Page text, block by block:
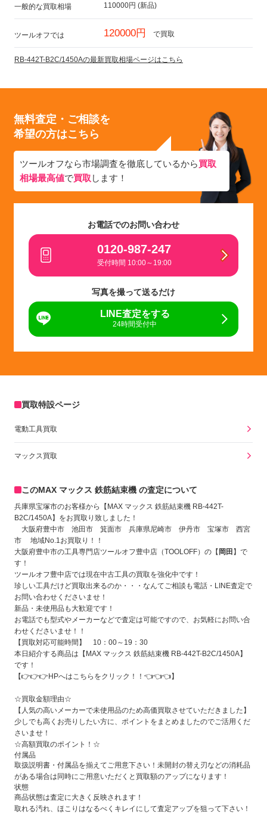
一般的な買取相場 110000円 (新品)
ツールオフでは 120000円 で買取
RB-442T-B2C/1450Aの最新買取相場ページはこちら
無料査定・ご相談を
希望の方はこちら
ツールオフなら市場調査を徹底しているから買取
相場最高値で買取 します！
お電話でのお問い合わせ
0120-987-247
受付時間 10:00～19:00
写真を撮って送るだけ
LINE査定をする
24時間受付中
買取特設ページ
電動工具買取
マックス買取
このMAX マックス 鉄筋結束機 の査定について
兵庫県宝塚市のお客様から【MAX マックス 鉄筋結束機 RB-442T-
B2C/1450A】をお買取り致しました！
大阪府豊中市 池田市 箕面市 兵庫県尼崎市 伊丹市 宝塚市 西宮
市 地域No.1お買取り！！
大阪府豊中市の工具専門店ツールオフ豊中店（TOOLOFF）の【岡田 】で
す！
ツールオフ豊中店では現在中古工具の買取を強化中です！
珍しい工具だけど買取出来るのか・・・なんてご相談も電話・LINE査定で
お問い合わせくださいませ！
新品・未使用品も大歓迎です！
お電話でも型式やメーカーなどで査定は可能ですので、お気軽にお問い合
わせくださいませ！！
【買取対応可能時間】 10：00～19：30
本日紹介する商品は【MAX マックス 鉄筋結束機 RB-442T-B2C/1450A】
です！
【👉👉👉HPへはこちらをクリック！！ 👈👈👈】
☆買取金額理由☆
【人気の高いメーカーで未使用品のため高価買取させていただきました】
少しでも高くお売りしたい方に、ポイントをまとめましたのでご活用くだ
さいませ！
☆高額買取のポイント！☆
付属品
取扱説明書・付属品を揃えてご用意下さい！未開封の替え刃などの消耗品
がある場合は同時にご用意いただくと買取額のアップになります！
状態
商品状態は査定に大きく反映されます！
取れる汚れ、ほこりはなるべくキレイにして査定アップを狙って下さい！